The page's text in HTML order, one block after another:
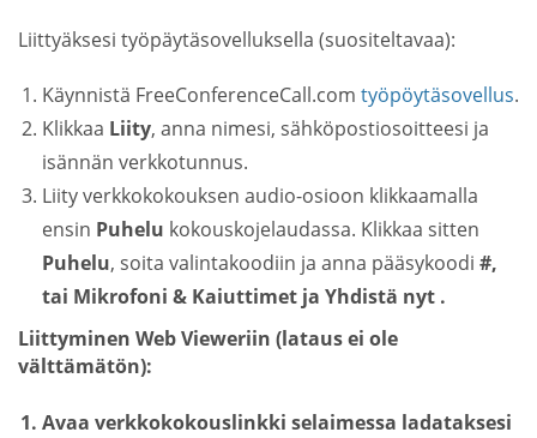
Liittyäksesi työpäytäsovelluksella (suositeltavaa):
Käynnistä FreeConferenceCall.com työpöytäsovellus.
Klikkaa Liity, anna nimesi, sähköpostiosoitteesi ja
isännän verkkotunnus.
Liity verkkokokouksen audio-osioon klikkaamalla
ensin Puhelu kokouskojelaudassa. Klikkaa sitten
Puhelu, soita valintakoodiin ja anna pääsykoodi #,
tai Mikrofoni & Kaiuttimet ja Yhdistä nyt .
Liittyminen Web Vieweriin (lataus ei ole
välttämätön):
Avaa verkkokokouslinkki selaimessa ladataksesi